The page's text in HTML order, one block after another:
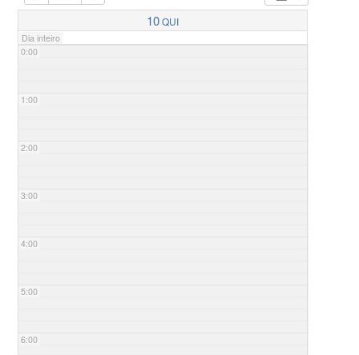
10QUI
Dia inteiro
0:00
1:00
2:00
3:00
4:00
5:00
6:00